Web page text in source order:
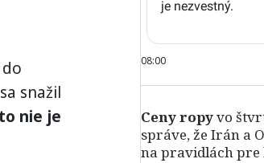
snažil
nie je
08:00
Ceny ropyvo
správe, že Irán a
na pravidlách pre